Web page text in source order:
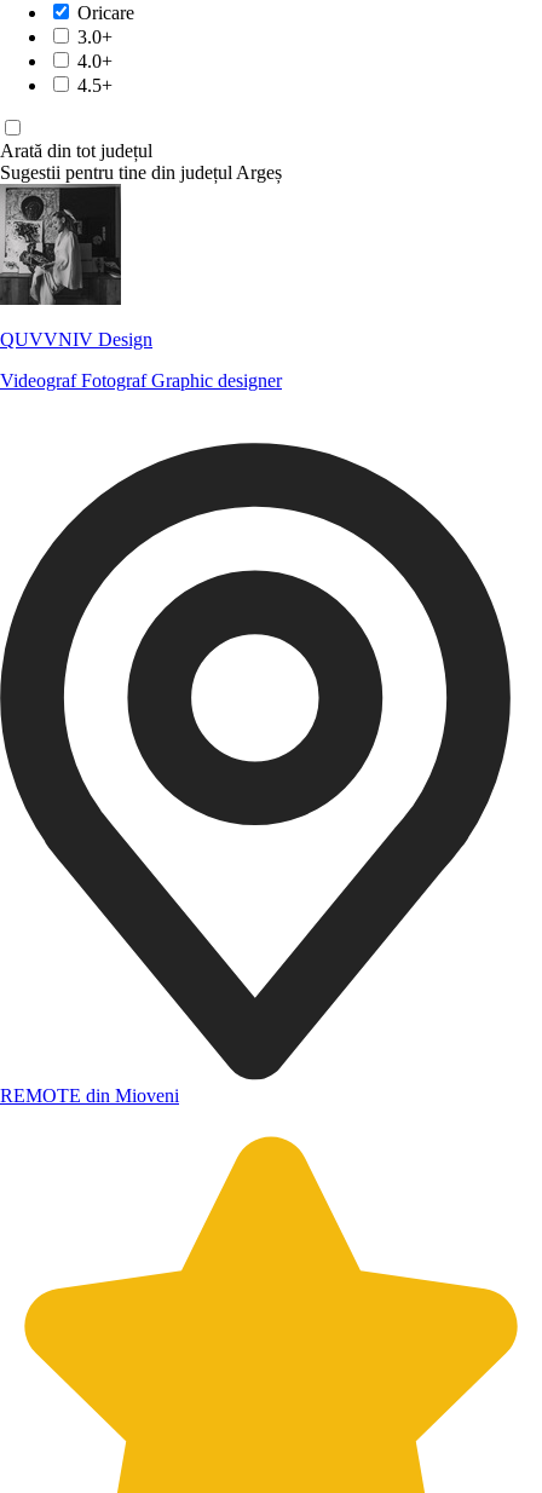
Oricare
3.0+
4.0+
4.5+
Arată din tot județul
Sugestii pentru tine din județul Argeș
QUVVNIV Design
VideografFotografGraphic designer
REMOTE din Mioveni